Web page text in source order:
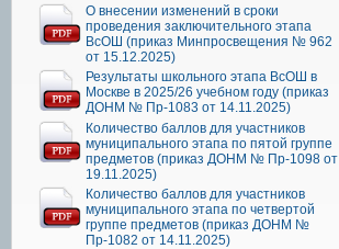
О внесении изменений в сроки
проведения заключительного этапа
ВсОШ (приказ Минпросвещения № 962
от 15.12.2025)
Результаты школьного этапа ВсОШ в
Москве в 2025/26 учебном году (приказ
ДОНМ № Пр-1083 от 14.11.2025)
Количество баллов для участников
муниципального этапа по пятой группе
предметов (приказ ДОНМ № Пр-1098 от
19.11.2025)
Количество баллов для участников
муниципального этапа по четвертой
группе предметов (приказ ДОНМ №
Пр-1082 от 14.11.2025)